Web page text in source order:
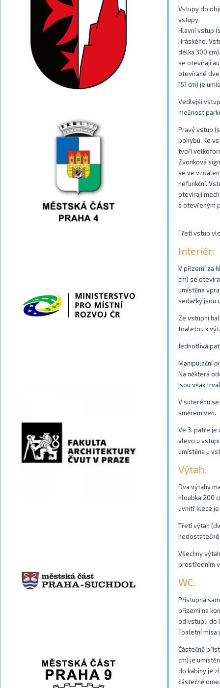
Vstupy do
vstupy.
Hlavní vstup
Hráského.
délka 300
se otevírají
otevírané
151 cm) je
Vedlejší
možnost
Pravý vstup
pohybu. Ke
tvoří
Zvonková
se ve
nefunkční.
otevírají
s otevřeným
Třetí vstup
Interiér:
V přízemí za
cm) se
umístěna
sedačky jsou
Ze vstupní
toaletou k
Jednotlivá
Manipulační
Na některá
jsou však
V suterénu
směrem ven.
Ve 3. patře je
vlevo u
umístěna u
Výtah:
Dva výtahy
hloubka 200
uvnitř klece je
Třetí výtah
Všechny
prostředním
WC:
Přístupná
přízemí na
od vstupu do
Toaletní mísa
Částečně
cm) je
do kabiny je
částečně